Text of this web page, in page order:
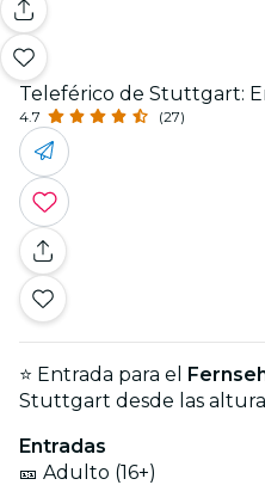
Teleférico de Stuttgart:
4.7 (27)
⭐ Entrada para el
Stuttgart desde las
Entradas
🎫 Adulto (16+)